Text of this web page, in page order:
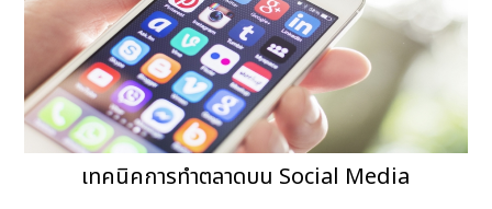
เทคนิคการทำตลาดบน Social Media